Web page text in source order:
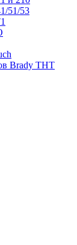
51/53
Brady THT